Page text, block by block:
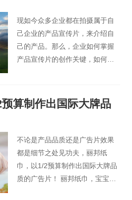
拍摄达到好的效果？下面这些点
必不可少。
现如今众多企业都在拍摄属于自
己企业的产品宣传片，来介绍自
己的产品。那么，企业如何掌握
产品宣传片的创作关键，如何使
算制作出国际大牌品
不论是产品品质还是广告片效果
都是细节之处见功夫，丽邦纸
巾，以1/2预算制作出国际大牌品
质的广告片！ 丽邦纸巾，宝宝爱